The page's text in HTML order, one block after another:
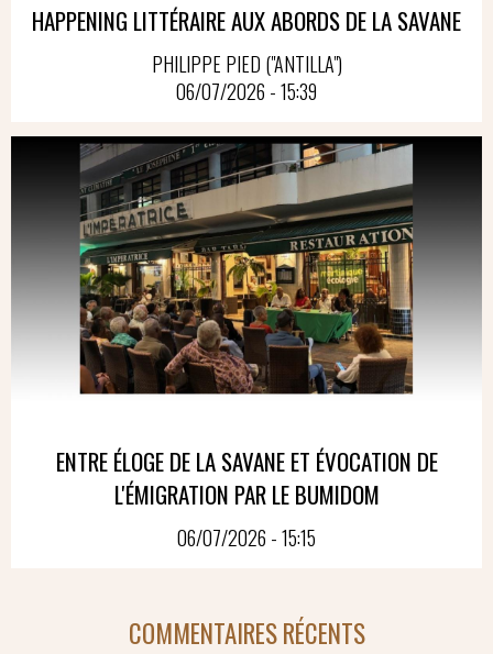
HAPPENING LITTÉRAIRE AUX ABORDS DE LA SAVANE
PHILIPPE PIED ("ANTILLA")
06/07/2026 - 15:39
ENTRE ÉLOGE DE LA SAVANE ET ÉVOCATION DE
L'ÉMIGRATION PAR LE BUMIDOM
06/07/2026 - 15:15
COMMENTAIRES RÉCENTS